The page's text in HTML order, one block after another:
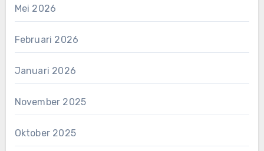
Mei 2026
Februari 2026
Januari 2026
November 2025
Oktober 2025